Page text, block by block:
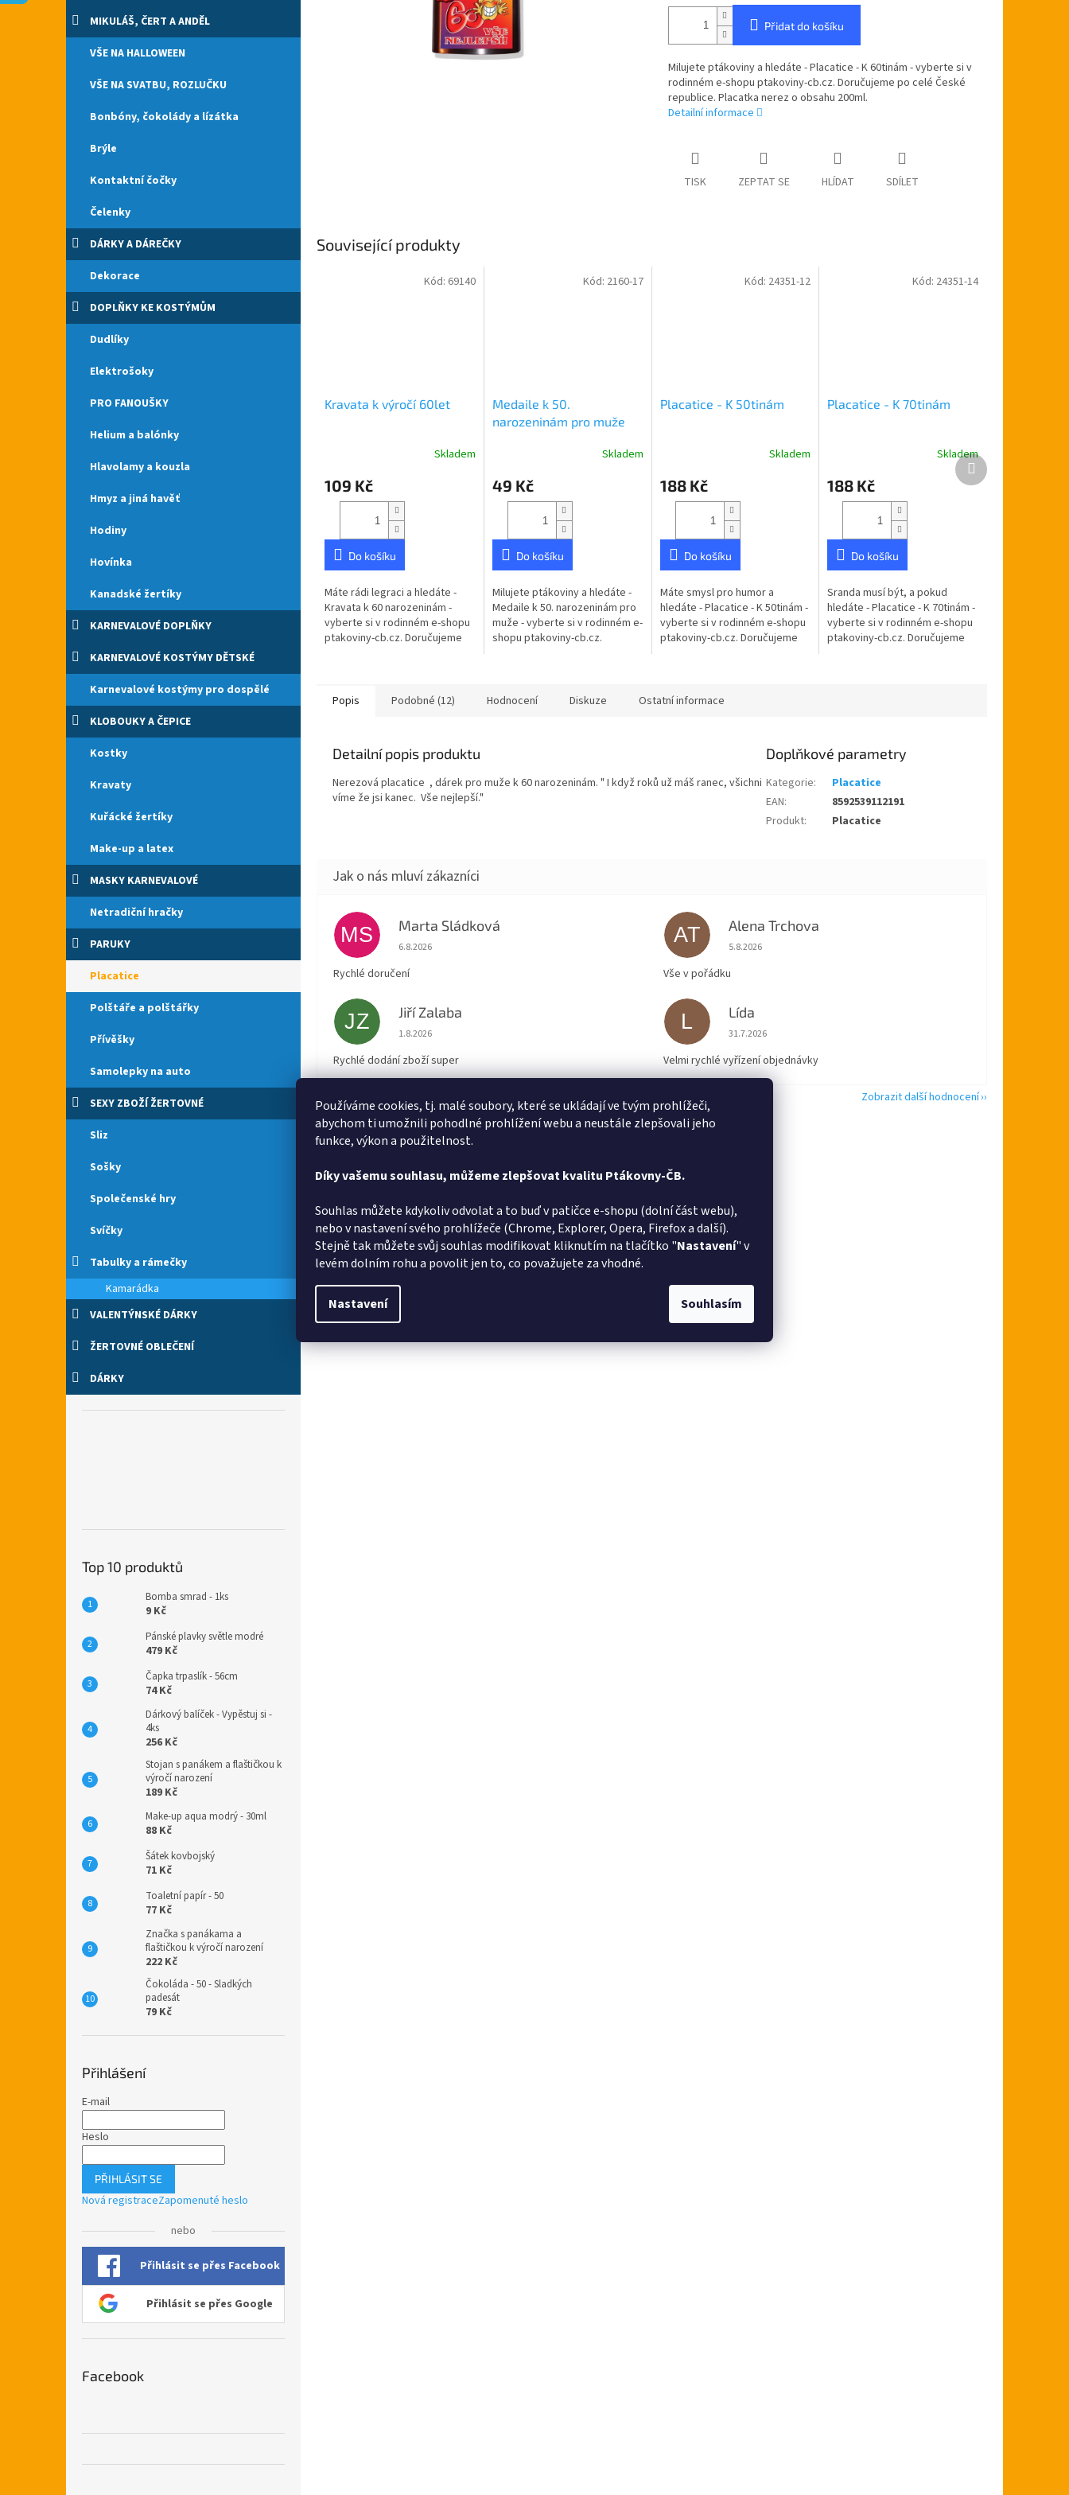
Používáme cookies, tj. malé soubory, které se ukládají ve tvým prohlížeči,
abychom ti umožnili pohodlné prohlížení webu a neustále zlepšovali jeho
funkce, výkon a použitelnost.
Díky vašemu souhlasu, můžeme zlepšovat kvalitu Ptákovny-ČB.
Souhlas můžete kdykoliv odvolat a to buď v patičce e-shopu (dolní část webu),
nebo v nastavení svého prohlížeče (Chrome, Explorer, Opera, Firefox a další).
Stejně tak můžete svůj souhlas modifikovat kliknutím na tlačítko "Nastavení" v
levém dolním rohu a povolit jen to, co považujete za vhodné.
Nastavení Souhlasím
e
l
MIKULÁŠ, ČERT A ANDĚL
VŠE NA HALLOWEEN
VŠE NA SVATBU, ROZLUČKU
Bonbóny, čokolády a lízátka
Brýle
Kontaktní čočky
Čelenky
DÁRKY A DÁREČKY
Dekorace
DOPLŇKY KE KOSTÝMŮM
Dudlíky
Elektrošoky
PRO FANOUŠKY
Helium a balónky
Hlavolamy a kouzla
Hmyz a jiná havěť
Hodiny
Hovínka
Kanadské žertíky
KARNEVALOVÉ DOPLŇKY
KARNEVALOVÉ KOSTÝMY DĚTSKÉ
Karnevalové kostýmy pro dospělé
KLOBOUKY A ČEPICE
Kostky
Kravaty
Kuřácké žertíky
Make-up a latex
MASKY KARNEVALOVÉ
Netradiční hračky
PARUKY
Placatice
Polštáře a polštářky
Přívěšky
Samolepky na auto
SEXY ZBOŽÍ ŽERTOVNÉ
Sliz
Sošky
Společenské hry
Svíčky
Tabulky a rámečky
Kamarádka
VALENTÝNSKÉ DÁRKY
ŽERTOVNÉ OBLEČENÍ
DÁRKY
Top 10 produktů
Bomba smrad - 1ks
9 Kč
Pánské plavky světle modré
479 Kč
Čapka trpaslík - 56cm
74 Kč
Dárkový balíček - Vypěstuj si -
4ks
256 Kč
Stojan s panákem a flaštičkou k
výročí narození
189 Kč
Make-up aqua modrý - 30ml
88 Kč
Šátek kovbojský
71 Kč
Toaletní papír - 50
77 Kč
Značka s panákama a
flaštičkou k výročí narození
222 Kč
Čokoláda - 50 - Sladkých
padesát
79 Kč
Přihlášení
E-mail
Heslo
PŘIHLÁSIT SE
Nová registraceZapomenuté heslo
nebo
Přihlásit se přes Facebook
Přihlásit se přes Google
Facebook
Přidat do košíku
Milujete ptákoviny a hledáte - Placatice - K 60tinám - vyberte si v
rodinném e-shopu ptakoviny-cb.cz. Doručujeme po celé České
republice. Placatka nerez o obsahu 200ml.
Detailní informace
TISK ZEPTAT SE HLÍDAT SDÍLET
Související produkty
Kravata k výročí 60let
produktu
hvězdiček.
Skladem
109 Kč
Do košíku
Máte rádi legraci a hledáte -
Kravata k 60 narozeninám -
vyberte si v rodinném e-shopu
ptakoviny-cb.cz. Doručujeme
Kód: 69140
Medaile k 50.
narozeninám pro muže
produktu
hvězdiček.
Skladem
49 Kč
Do košíku
Milujete ptákoviny a hledáte -
Medaile k 50. narozeninám pro
muže - vyberte si v rodinném e-
shopu ptakoviny-cb.cz.
Kód: 2160-17
Placatice - K 50tinám
Skladem
188 Kč
Do košíku
Máte smysl pro humor a
hledáte - Placatice - K 50tinám -
vyberte si v rodinném e-shopu
ptakoviny-cb.cz. Doručujeme
Kód: 24351-12
Placatice - K 70tinám
produktu
hvězdiček.
Skladem
188 Kč
Do košíku
Sranda musí být, a pokud
hledáte - Placatice - K 70tinám -
vyberte si v rodinném e-shopu
ptakoviny-cb.cz. Doručujeme
Kód: 24351-14
Další
produkt
Popis Podobné (12) Hodnocení Diskuze Ostatní informace
Detailní popis produktu
Nerezová placatice , dárek pro muže k 60 narozeninám. " I když roků už máš ranec, všichni
víme že jsi kanec. Vše nejlepší."
Doplňkové parametry
Kategorie:
Placatice
EAN:
8592539112191
Produkt: Placatice
MS Marta Sládková
Hodnocení obchodu je 5 z 5 hvězdiček.
6.8.2026
Rychlé doručení
AT Alena Trchova
Hodnocení obchodu je 5 z 5 hvězdiček.
5.8.2026
Vše v pořádku
JZ Jiří Zalaba
Hodnocení obchodu je 5 z 5 hvězdiček.
1.8.2026
Rychlé dodání zboží super
L Lída
Hodnocení obchodu je 5 z 5 hvězdiček.
31.7.2026
Velmi rychlé vyřízení objednávky
Zobrazit další hodnocení